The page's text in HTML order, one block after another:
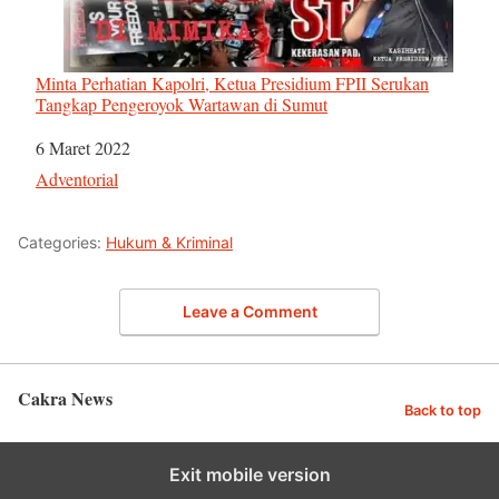
Minta Perhatian Kapolri, Ketua Presidium FPII Serukan
Tangkap Pengeroyok Wartawan di Sumut
Tanggal
6 Maret 2022
Sehubungan dengan
Adventorial
Categories: Hukum & Kriminal
Leave a Comment
Cakra News Back to top
Exit mobile version